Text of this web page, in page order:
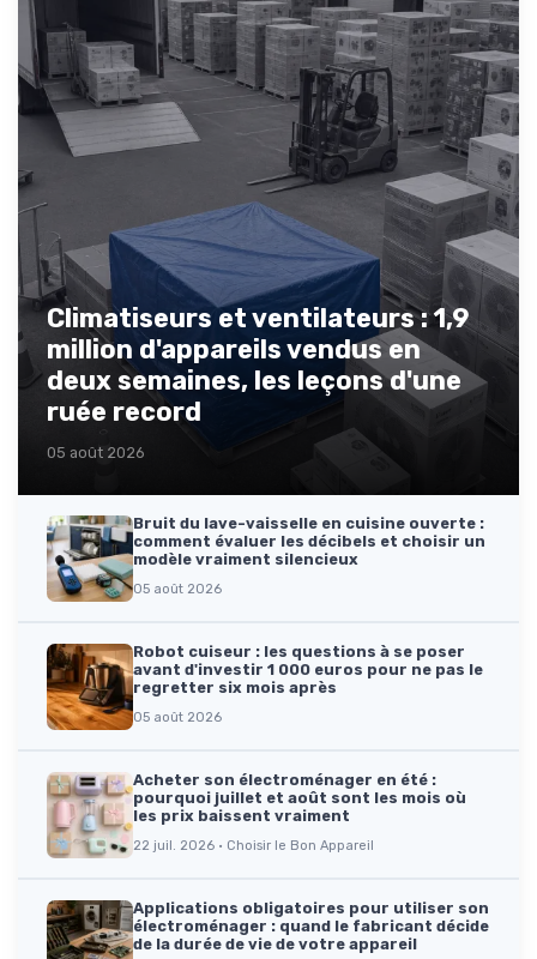
Climatiseurs et ventilateurs : 1,9
million d'appareils vendus en
deux semaines, les leçons d'une
ruée record
05 août 2026
Bruit du lave-vaisselle en cuisine ouverte :
comment évaluer les décibels et choisir un
modèle vraiment silencieux
05 août 2026
Robot cuiseur : les questions à se poser
avant d'investir 1 000 euros pour ne pas le
regretter six mois après
05 août 2026
Acheter son électroménager en été :
pourquoi juillet et août sont les mois où
les prix baissent vraiment
22 juil. 2026 · Choisir le Bon Appareil
Applications obligatoires pour utiliser son
électroménager : quand le fabricant décide
de la durée de vie de votre appareil